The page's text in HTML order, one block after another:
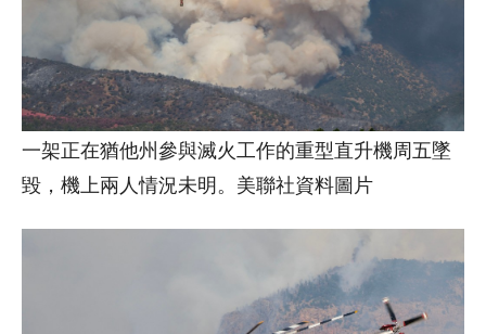
一架正在猶他州參與滅火工作的重型直升機周五墜
毀，機上兩人情況未明。美聯社資料圖片